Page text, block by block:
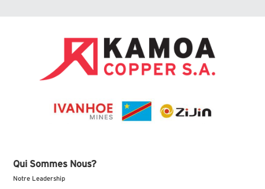
Qui Sommes Nous?
Notre Leadership